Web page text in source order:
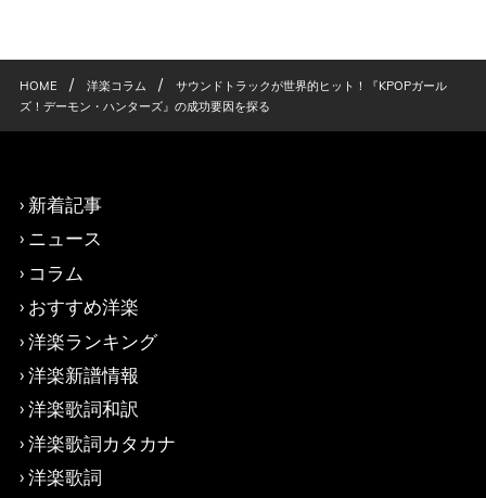
HOME / 洋楽コラム /
サウンドトラックが世界的ヒット！『KPOPガール
ズ！デーモン・ハンターズ』の成功要因を探る
新着記事
ニュース
コラム
おすすめ洋楽
洋楽ランキング
洋楽新譜情報
洋楽歌詞和訳
洋楽歌詞カタカナ
洋楽歌詞